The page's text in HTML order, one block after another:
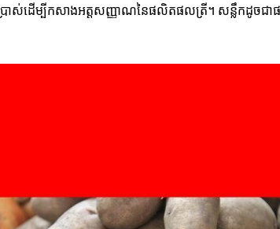
ប្រាស់ដើម្បីកសាងអត្តសញ្ញាណនៃផលិតផលត្រី។ សន្លឹកដូច